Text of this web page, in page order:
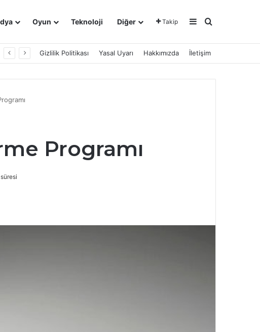
Oyun Teknoloji Diğer Takip Kenar Bölmesi
Arama yap
Gizlilik Politikası Yasal Uyarı Hakkımızda İletişim
Programı